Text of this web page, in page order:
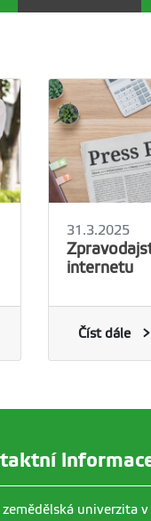
31.3.2025
internetu
Číst dále
zemědělská univerzita v